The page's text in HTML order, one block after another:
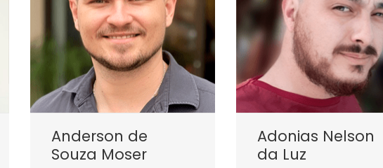
Anderson de
Souza Moser
Adonias Nelson
da Luz